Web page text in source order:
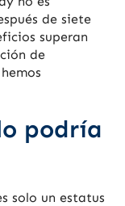
de siete
superan
de
podría
solo un estatus